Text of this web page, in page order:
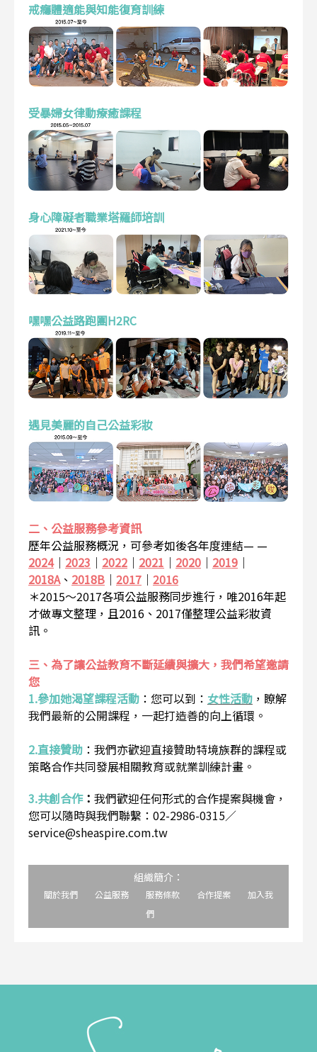
戒癮體適能與知能復育訓練
受暴婦女律動療癒課程
身心障礙者職業塔羅師培訓
嘿嘿公益路跑團H2RC
遇見美麗的自己公益彩妝
二、公益服務參考資訊
歷年公益服務概況，可參考如後各年度連結— —
2024｜ 2023 ｜ 2022 ｜ 2021 ｜ 2020 ｜ 2019 ｜
2018A、 2018B ｜ 2017 ｜ 2016
＊2015～2017各項公益服務同步進行，唯2016年起
才做專文整理，且2016、2017僅整理公益彩妝資
訊。
三、為了讓公益教育不斷延續與擴大，我們希望邀請
您
1.參加她渴望課程活動 ： 您可以到： 女性活動 ，瞭解
我們最新的公開課程，一起打造善的向上循環。
2.直接贊助 ： 我們亦歡迎直接贊助特境族群的課程或
策略合作共同發展相關教育或就業訓練計畫。
3.共創合作： 我們歡迎任何形式的合作提案與機會，
您可以隨時與我們聯繫：02-2986-0315／
service@sheaspire.com.tw
組織簡介：
關於我們 公益服務 服務條款 合作提案
加入我
們